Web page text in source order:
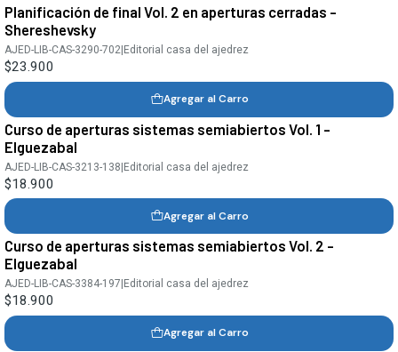
Planificación de final Vol. 2 en aperturas cerradas -
Shereshevsky
AJED-LIB-CAS-3290-702 Editorial casa del ajedrez
$23.900
Agregar al Carro
Curso de aperturas sistemas semiabiertos Vol. 1 -
Elguezabal
AJED-LIB-CAS-3213-138|Editorial casa del ajedrez
$18.900
Agregar al Carro
Curso de aperturas sistemas semiabiertos Vol. 2 -
Elguezabal
AJED-LIB-CAS-3384-197 Editorial casa del ajedrez
$18.900
Agregar al Carro